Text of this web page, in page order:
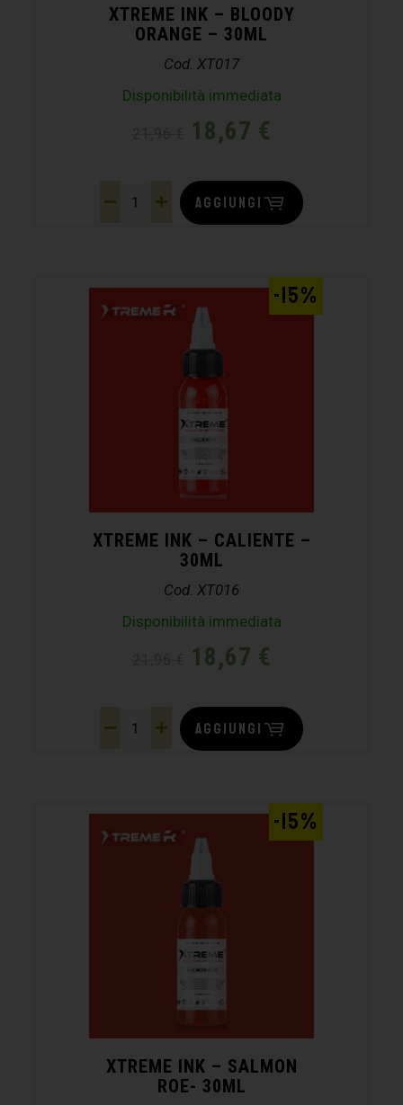
XTREME INK – BLOODY
ORANGE – 30ML
Cod. XT017
Disponibilità immediata
18,67 €
AGGIUNGI
XTREME INK – CALIENTE –
30ML
Cod. XT016
Disponibilità immediata
18,67 €
-15%
AGGIUNGI
XTREME INK – SALMON
ROE- 30ML
-15%